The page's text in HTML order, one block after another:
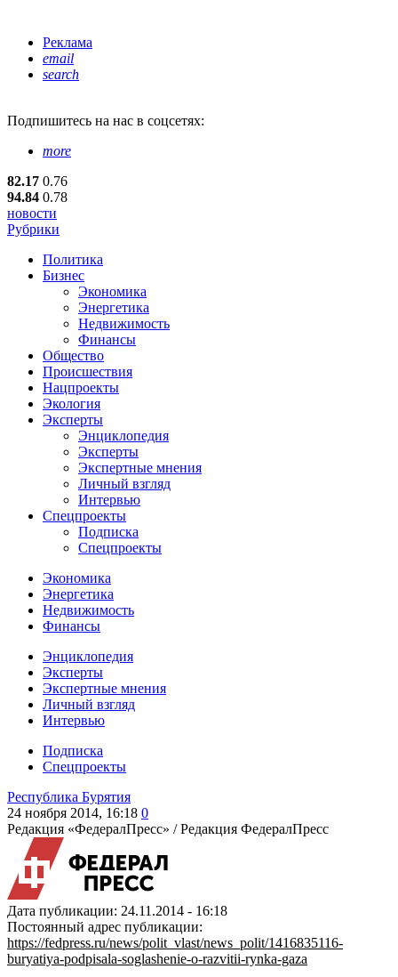
Реклама
email
search
Подпишитесь на нас в соцсетях:
more
82.17 0.76
94.84 0.78
новости
Рубрики
Политика
Бизнес
Экономика
Энергетика
Недвижимость
Финансы
Общество
Происшествия
Нацпроекты
Экология
Эксперты
Энциклопедия
Эксперты
Экспертные мнения
Личный взгляд
Интервью
Спецпроекты
Подписка
Спецпроекты
Экономика
Энергетика
Недвижимость
Финансы
Энциклопедия
Эксперты
Экспертные мнения
Личный взгляд
Интервью
Подписка
Спецпроекты
Республика Бурятия
24 ноября 2014, 16:18 0
Редакция «ФедералПресс» /Редакция ФедералПресс
Дата публикации: 24.11.2014 - 16:18
Постоянный адрес публикации:
https://fedpress.ru/news/polit_vlast/news_polit/1416835116-
buryatiya-podpisala-soglashenie-o-razvitii-rynka-gaza